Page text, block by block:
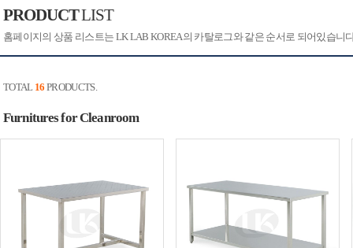
PRODUCTLIST
홈페이지의 상품 리스트는 LK LAB KOREA의 카탈로그와 같은 순서로 되어있습
TOTAL 16 PRODUCTS.
Furnitures for Cleanroom